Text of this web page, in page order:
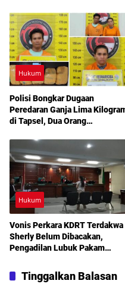
Hukum
Polisi Bongkar Dugaan
Peredaran Ganja Lima
di Tapsel, Dua Orang
Hukum
Vonis Perkara KDRT Terdakwa
Sherly Belum Dibacakan,
Pengadilan Lubuk Pakam
Akhir Juli
Tinggalkan Balasan